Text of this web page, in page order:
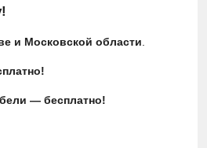
и Московской области
— бесплатно!